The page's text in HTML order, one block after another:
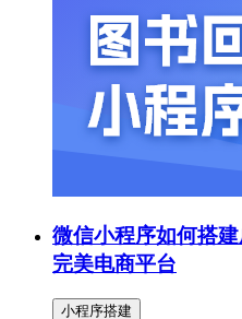
微信小程序如何搭
完美电商平台
小程序搭建